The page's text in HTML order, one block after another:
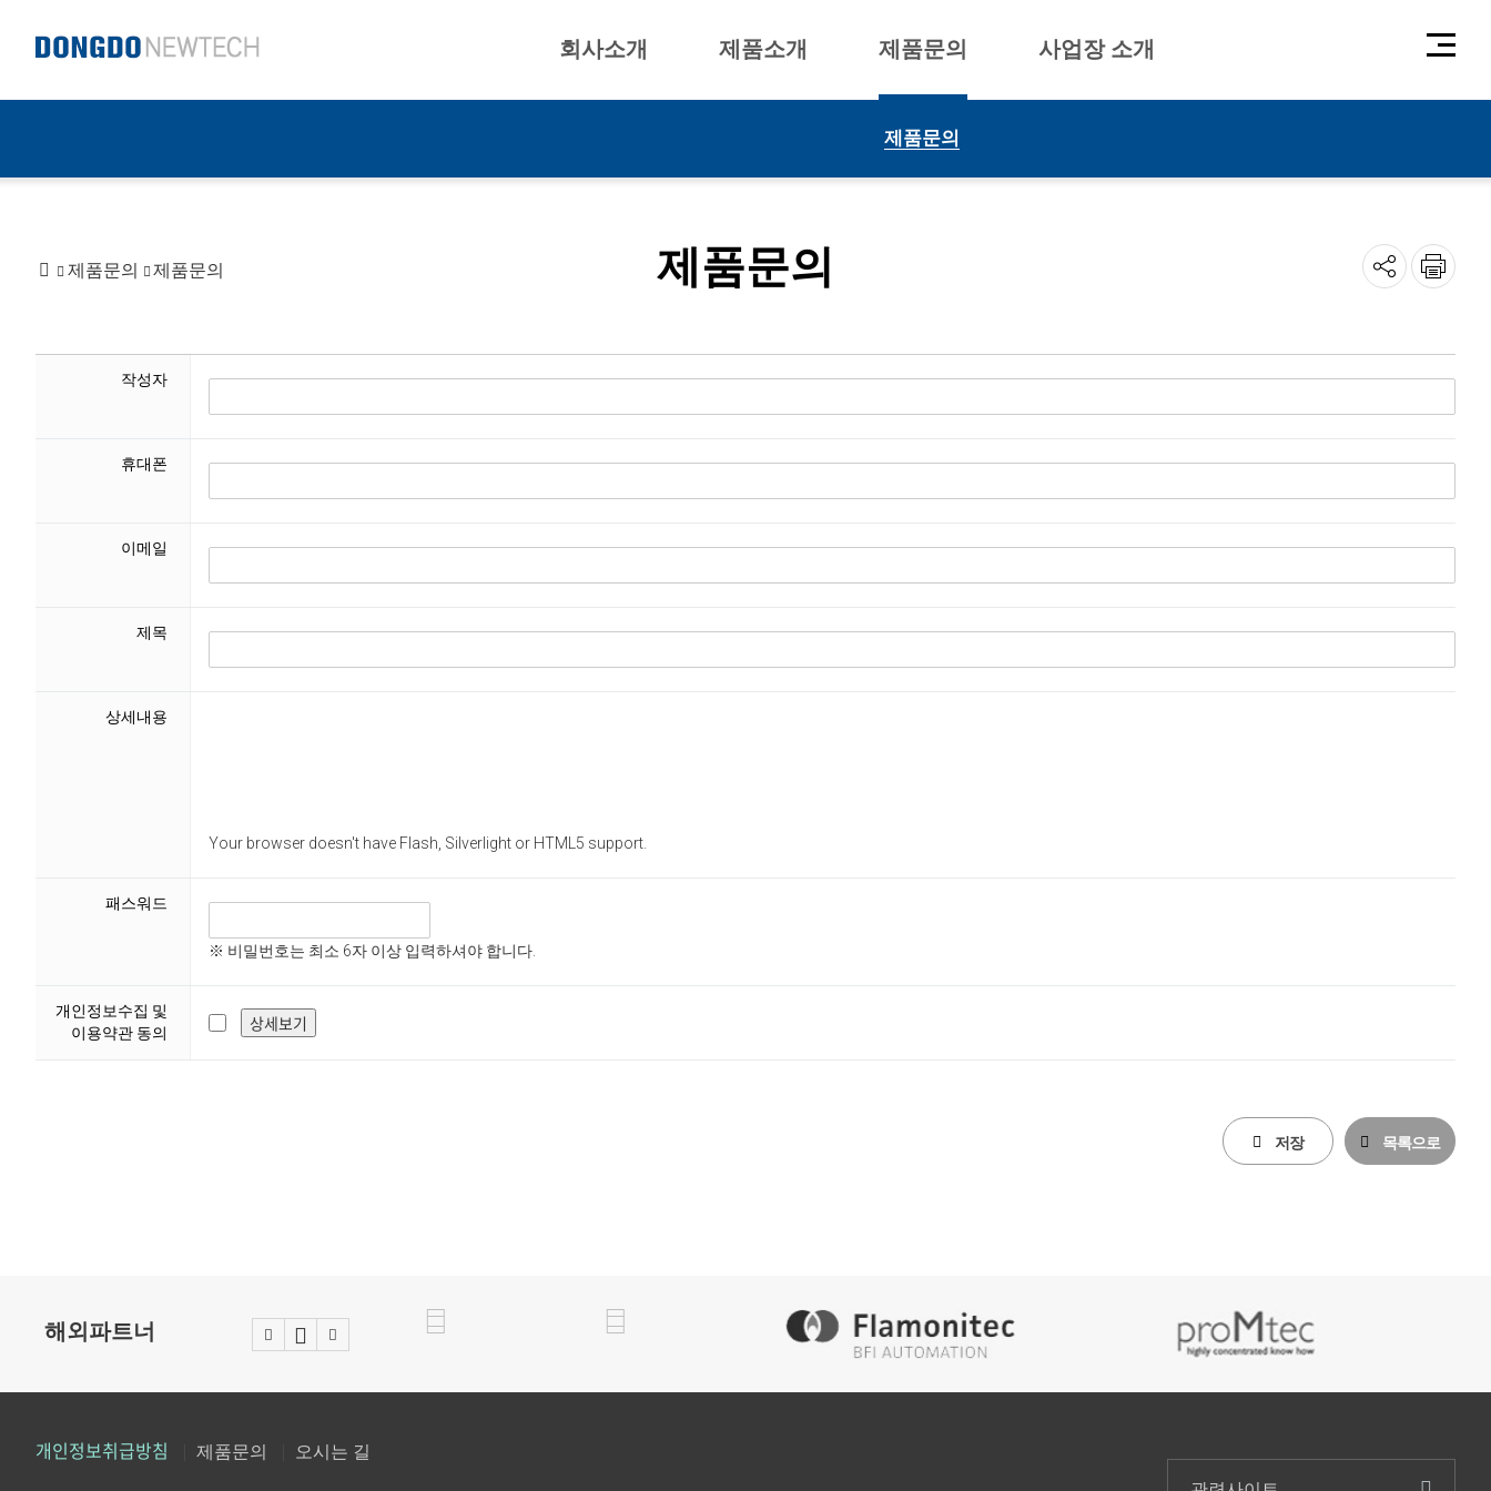
회사소개 제품소개 제품문의
제품문의
사업장 소개
기
제품문의
제품문의 제품문의
유
기
작성자
휴대폰
이메일
제목
상세내용
Your browser doesn't have Flash, Silverlight or HTML5 support.
패스워드
※ 비밀번호는 최소 6자 이상 입력하셔야 합니다.
개인정보수집 및
이용약관 동의
목록으로
저장
해외파트너
개인정보취급방침 제품문의
오시는 길